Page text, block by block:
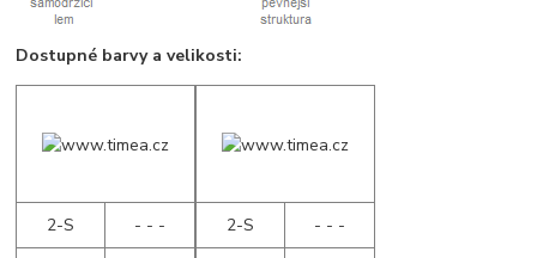
Dostupné barvy a velikosti:
2-S
- - -
2-S
- - -